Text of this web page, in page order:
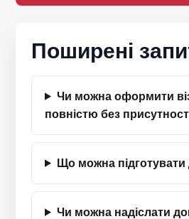
Поширені
Чи можна оформити
повністю без
Що можна підготувати
Чи можна надіслати